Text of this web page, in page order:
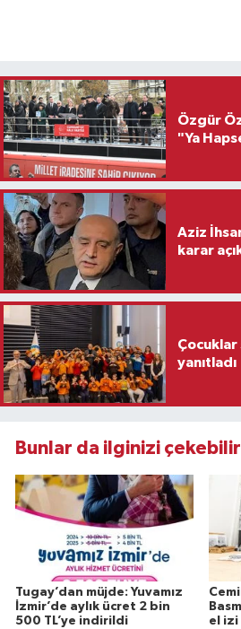
Özgür
"Ya
Aziz
karar
Çocuklar
yanıtladı
Bunlar da ilginizi çekebilir
Tugay’dan müjde: Yuvamız
İzmir’de aylık ücret 2 bin
500 TL’ye indirildi
el izi